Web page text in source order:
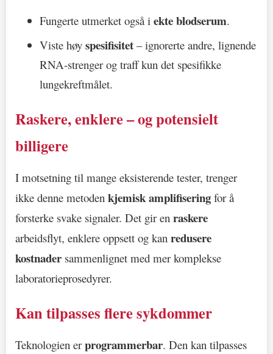
Fungerte utmerket også i ekte blodserum.
Viste høy spesifisitet – ignorerte andre, lignende
RNA-strenger og traff kun det spesifikke
lungekreftmålet.
Raskere, enklere – og potensielt
billigere
I motsetning til mange eksisterende tester, trenger
ikke denne metoden kjemisk amplifisering for å
forsterke svake signaler. Det gir en raskere
arbeidsflyt, enklere oppsett og kan redusere
kostnader sammenlignet med mer komplekse
laboratorieprosedyrer.
Kan tilpasses flere sykdommer
Teknologien erprogrammerbar. Den kan tilpasses